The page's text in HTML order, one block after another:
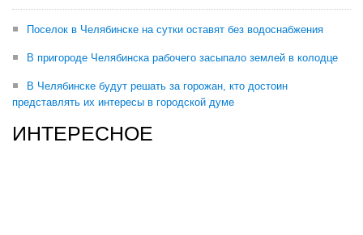
Поселок в Челябинске на сутки оставят без водоснабжения
В пригороде Челябинска рабочего засыпало землей в колодце
В Челябинске будут решать за горожан, кто достоин
представлять их интересы в городской думе
ИНТЕРЕСНОЕ